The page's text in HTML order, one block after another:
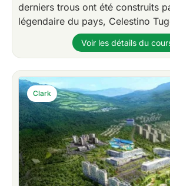
derniers trous ont été construits
légendaire du pays, Celestino
Voir les détails du
Clark